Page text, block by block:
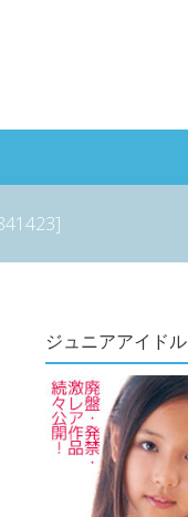
ジュニアアイドル